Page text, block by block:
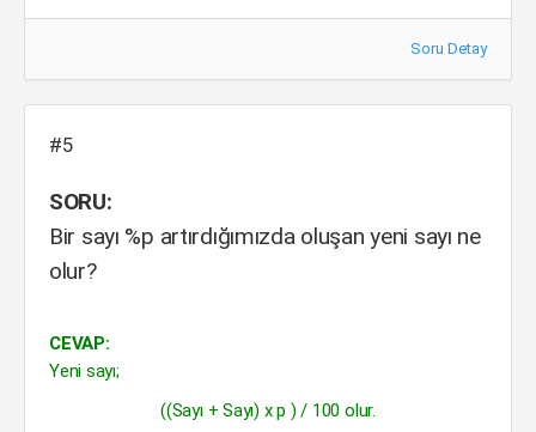
Soru Detay
#5
SORU:
Bir sayı %p artırdığımızda oluşan yeni sayı ne
olur?
CEVAP:
Yeni sayı;
((Sayı + Sayı) x p ) / 100 olur.